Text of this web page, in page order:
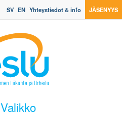
SV EN Yhteystiedot & info JÄSENYYS
Valikko